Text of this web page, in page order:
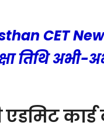
CET
तिथि अभी-
एडमिट